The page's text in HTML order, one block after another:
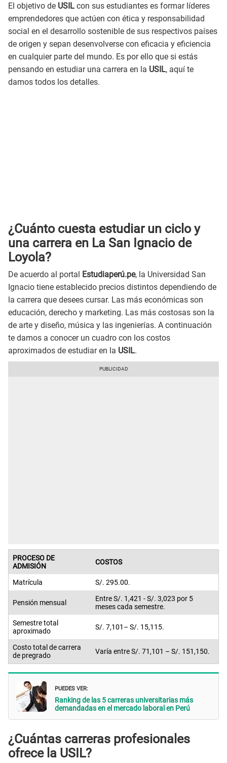
El objetivo de USIL con sus estudiantes es formar líderes
emprendedores que actúen con ética y responsabilidad
social en el desarrollo sostenible de sus respectivos países
de origen y sepan desenvolverse con eficacia y eficiencia
en cualquier parte del mundo. Es por ello que si estás
pensando en estudiar una carrera en la USIL, aquí te
damos todos los detalles.
¿Cuánto cuesta estudiar un ciclo y
una carrera en La San Ignacio de
Loyola?
De acuerdo al portal Estudiaperú.pe, la Universidad San
Ignacio tiene establecido precios distintos dependiendo de
la carrera que desees cursar. Las más económicas son
educación, derecho y marketing. Las más costosas son la
de arte y diseño, música y las ingenierías. A continuación
te damos a conocer un cuadro con los costos
aproximados de estudiar en la USIL.
PROCESO DE
ADMISIÓN
COSTOS
Matrícula S/. 295.00.
Pensión mensual
Entre S/. 1,421 - S/. 3,023 por 5
meses cada semestre.
Semestre total
aproximado
S/. 7,101– S/. 15,115.
Costo total de carrera
de pregrado
Varía entre S/. 71,101 – S/. 151,150.
PUEDES VER:
Ranking de las 5 carreras universitarias más
demandadas en el mercado laboral en Perú
¿Cuántas carreras profesionales
ofrece la USIL?